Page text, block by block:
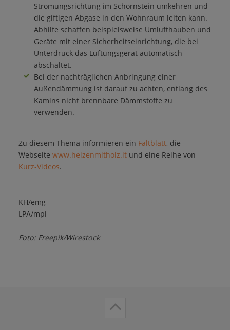
Strömungsrichtung im Schornstein umkehren und
die giftigen Abgase in den Wohnraum leiten kann.
Abhilfe schaffen beispielsweise Umlufthauben und
Geräte mit einer Sicherheitseinrichtung, die bei
Unterdruck das Lüftungsgerät automatisch
abschaltet.
Bei der nachträglichen Anbringung einer
Außendämmung ist darauf zu achten, entlang des
Kamins nicht brennbare Dämmstoffe zu
verwenden.
Zu diesem Thema informieren ein Faltblatt, die
Webseite www.heizenmitholz.itund eine Reihe von
Kurz-Videos.
KH/emg
LPA/mpi
Foto: Freepik/Wirestock